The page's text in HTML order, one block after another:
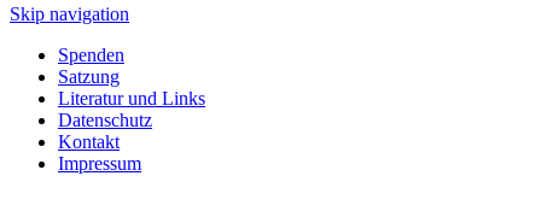
Skip navigation
Spenden
Satzung
Literatur und Links
Datenschutz
Kontakt
Impressum